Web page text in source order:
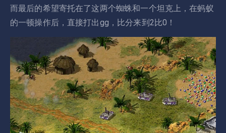
而最后的希望寄托在了这两个蜘蛛和一个坦克上，在蚂蚁
的一顿操作后，直接打出gg，比分来到2比0！